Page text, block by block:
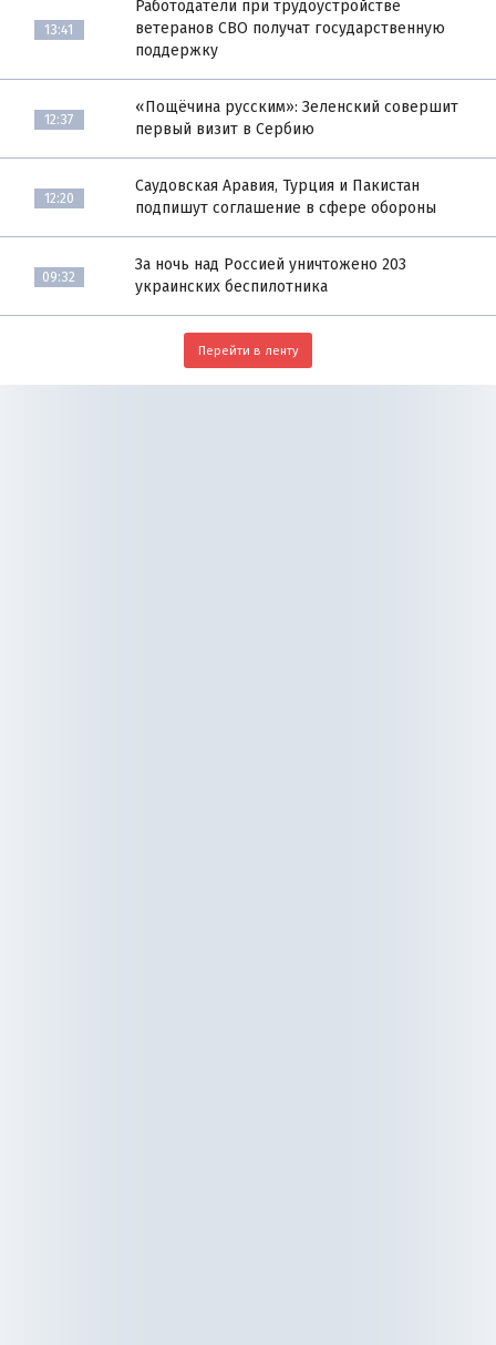
13:41
Работодатели при трудоустройстве
ветеранов СВО получат государственную
поддержку
12:37
«Пощёчина русским»: Зеленский совершит
первый визит в Сербию
12:20
Саудовская Аравия, Турция и Пакистан
подпишут соглашение в сфере обороны
09:32
За ночь над Россией уничтожено 203
украинских беспилотника
Перейти в ленту